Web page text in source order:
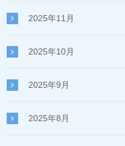
2025年11月
2025年10月
2025年9月
2025年8月